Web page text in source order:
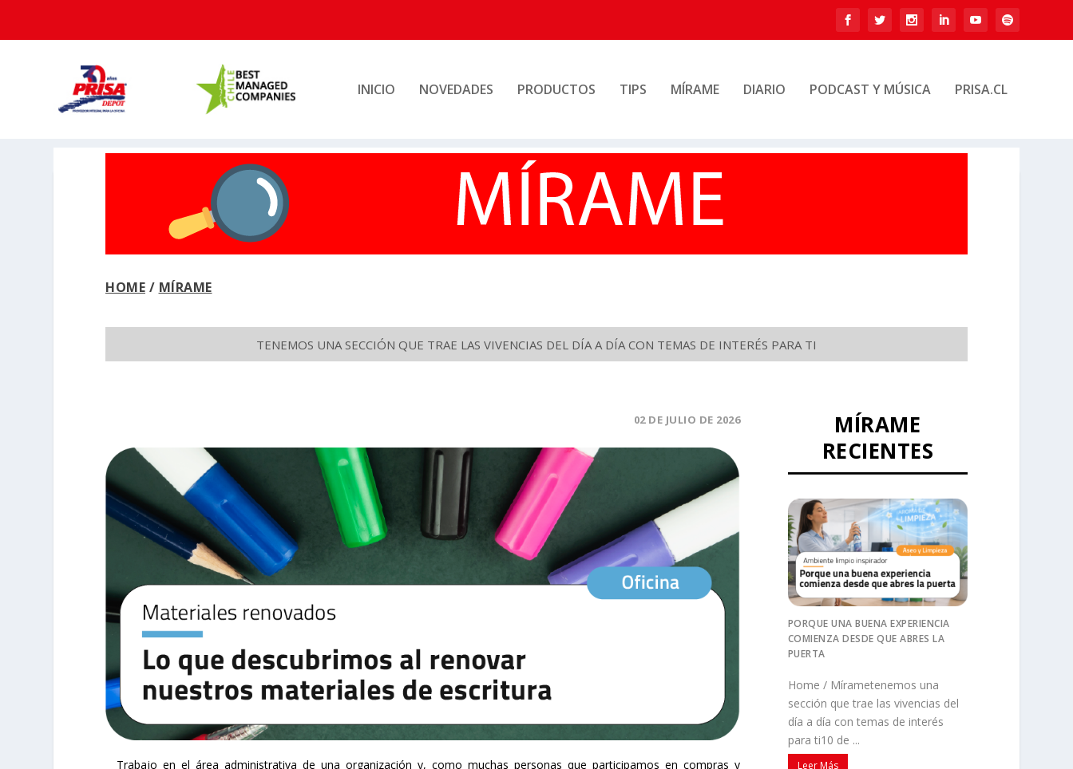
INICIO NOVEDADES PRODUCTOS TIPS MÍRAME DIARIO PODCAST Y MÚSICA PRISA.CL
HOME / MÍRAME
TENEMOS UNA SECCIÓN QUE TRAE LAS VIVENCIAS DEL DÍA A DÍA CON TEMAS DE INTERÉS PARA TI
02 DE JULIO DE 2026
Trabajo en el área administrativa de una organización y, como muchas personas que participamos en compras y
MÍRAME
RECIENTES
PORQUE UNA BUENA EXPERIENCIA
COMIENZA DESDE QUE ABRES LA
PUERTA
Home / Mírametenemos una
sección que trae las vivencias del
día a día con temas de interés
para ti10 de ...
Leer Más